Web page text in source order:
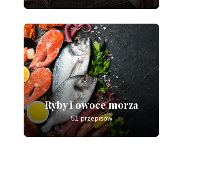
Ryby i owoce morza
51 przepisów